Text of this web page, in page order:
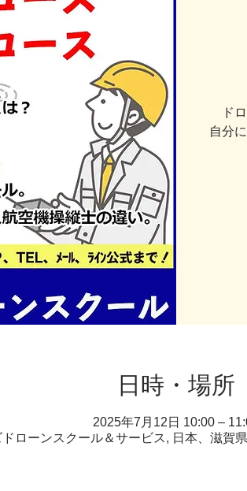
ド
自分
日時・場所
2025年7月12日 10:00 –
ローンスクール＆サービス, 日本、滋賀